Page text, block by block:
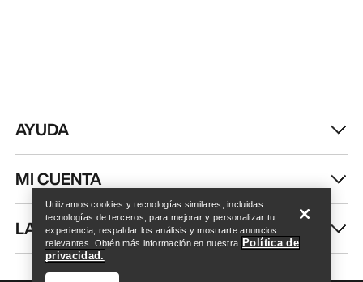
AYUDA
MI CUENTA
LAVA Y REPARA
Utilizamos cookies y tecnologías similares, incluidas
tecnologías de terceros, para mejorar y personalizar tu
experiencia, respaldar los análisis y mostrarte anuncios
relevantes. Obtén más información en nuestra Política de
privacidad.